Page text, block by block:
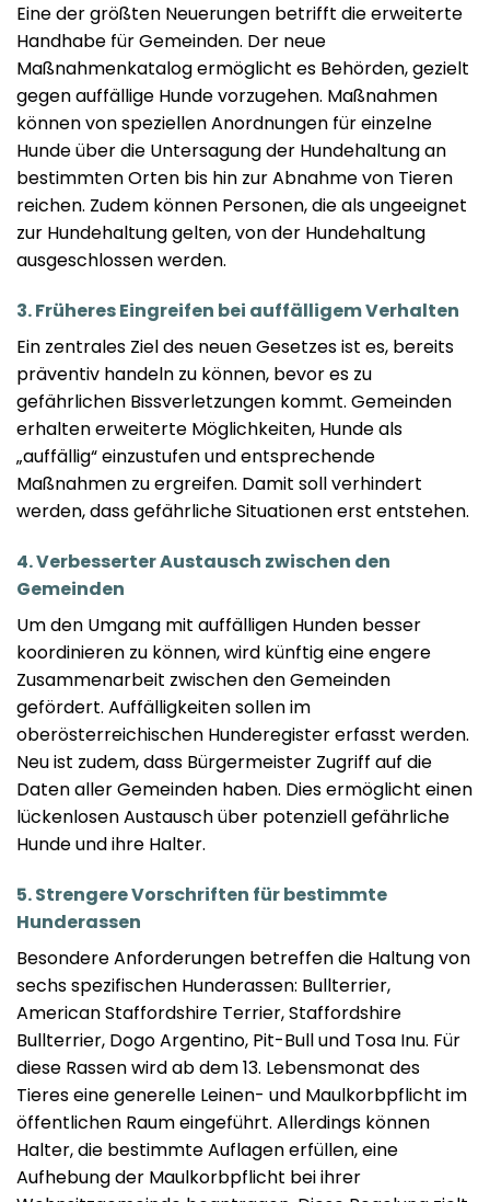
Eine der größten Neuerungen betrifft die erweiterte
Handhabe für Gemeinden. Der neue
Maßnahmenkatalog ermöglicht es Behörden, gezielt
gegen auffällige Hunde vorzugehen. Maßnahmen
können von speziellen Anordnungen für einzelne
Hunde über die Untersagung der Hundehaltung an
bestimmten Orten bis hin zur Abnahme von Tieren
reichen. Zudem können Personen, die als ungeeignet
zur Hundehaltung gelten, von der Hundehaltung
ausgeschlossen werden.
3. Früheres Eingreifen bei auffälligem Verhalten
Ein zentrales Ziel des neuen Gesetzes ist es, bereits
präventiv handeln zu können, bevor es zu
gefährlichen Bissverletzungen kommt. Gemeinden
erhalten erweiterte Möglichkeiten, Hunde als
„auffällig“ einzustufen und entsprechende
Maßnahmen zu ergreifen. Damit soll verhindert
werden, dass gefährliche Situationen erst entstehen.
4. Verbesserter Austausch zwischen den
Gemeinden
Um den Umgang mit auffälligen Hunden besser
koordinieren zu können, wird künftig eine engere
Zusammenarbeit zwischen den Gemeinden
gefördert. Auffälligkeiten sollen im
oberösterreichischen Hunderegister erfasst werden.
Neu ist zudem, dass Bürgermeister Zugriff auf die
Daten aller Gemeinden haben. Dies ermöglicht einen
lückenlosen Austausch über potenziell gefährliche
Hunde und ihre Halter.
5. Strengere Vorschriften für bestimmte
Hunderassen
Besondere Anforderungen betreffen die Haltung von
sechs spezifischen Hunderassen: Bullterrier,
American Staffordshire Terrier, Staffordshire
Bullterrier, Dogo Argentino, Pit-Bull und Tosa Inu. Für
diese Rassen wird ab dem 13. Lebensmonat des
Tieres eine generelle Leinen- und Maulkorbpflicht im
öffentlichen Raum eingeführt. Allerdings können
Halter, die bestimmte Auflagen erfüllen, eine
Aufhebung der Maulkorbpflicht bei ihrer